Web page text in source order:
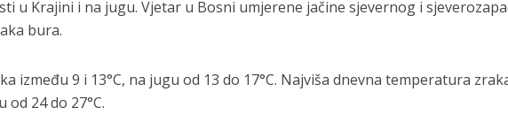
u Krajini i na jugu. Vjetar u Bosni umjerene jačine sjevernog i
bura.
između 9 i 13°C, na jugu od 13 do 17°C. Najviša dnevna temperatura
od 24 do 27°C.